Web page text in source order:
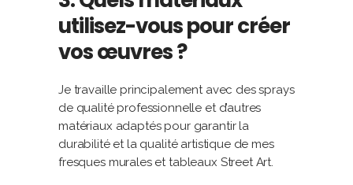
utilisez-vous pour créer
vos œuvres ?
Je travaille principalement avec des sprays
de qualité professionnelle et d’autres
matériaux adaptés pour garantir la
durabilité et la qualité artistique de mes
fresques murales et tableaux Street Art.